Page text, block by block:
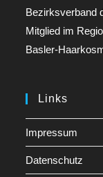
Bezirksverband
Mitglied im
Basler-
Links
Impressum
Datenschutz